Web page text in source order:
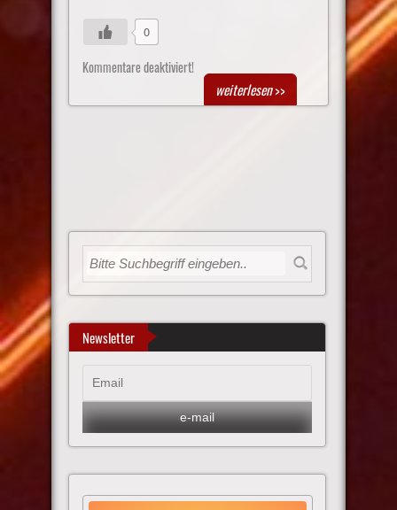
0
Kommentare deaktiviert!
weiterlesen>>
Newsletter